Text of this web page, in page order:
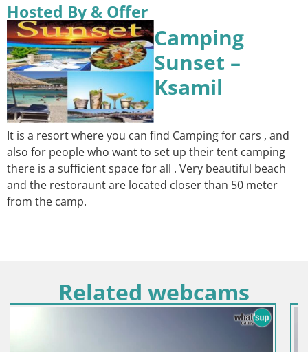
Hosted By & Offer
Camping
Sunset –
Ksamil
It is a resort where you can find Camping for cars , and
also for people who want to set up their tent camping
there is a sufficient space for all . Very beautiful beach
and the restoraunt are located closer than 50 meter
from the camp.
Related webcams